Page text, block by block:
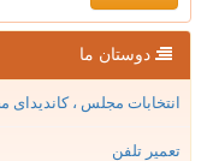
دوستان ما
انتخابات مجلس ،
تعمیر تلفن